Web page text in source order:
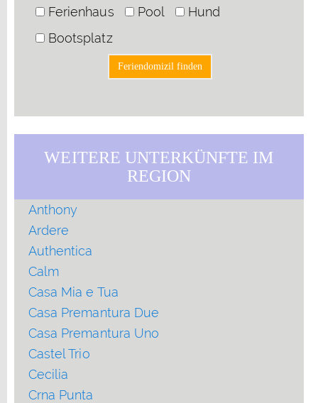
Ferienhaus Pool
Hund
Bootsplatz
WEITERE UNTERKÜNFTE IM
REGION
Anthony
Ardere
Authentica
Calm
Casa Mia e Tua
Casa Premantura Due
Casa Premantura Uno
Castel Trio
Cecilia
Crna Punta